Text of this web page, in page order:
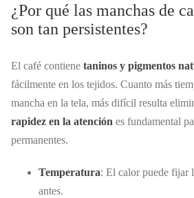
¿Por qué las manchas de
son tan persistentes?
El café contiene taninos y pigmentos
fácilmente en los tejidos. Cuanto más
mancha en la tela, más difícil resulta
rapidez en la atención es fundamental
permanentes.
Temperatura: El calor puede fijar
antes.